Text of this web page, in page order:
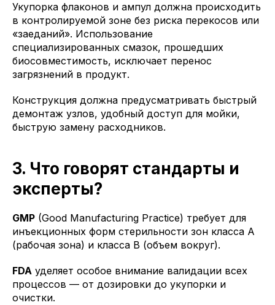
Укупорка флаконов и ампул должна происходить
в контролируемой зоне без риска перекосов или
«заеданий». Использование
специализированных смазок, прошедших
биосовместимость, исключает перенос
загрязнений в продукт.
Конструкция должна предусматривать быстрый
демонтаж узлов, удобный доступ для мойки,
быструю замену расходников.
3. Что говорят стандарты и
эксперты?
GMP (Good Manufacturing Practice) требует для
инъекционных форм стерильности зон класса A
(рабочая зона) и класса B (объем вокруг).
FDA уделяет особое внимание валидации всех
процессов — от дозировки до укупорки и
очистки.